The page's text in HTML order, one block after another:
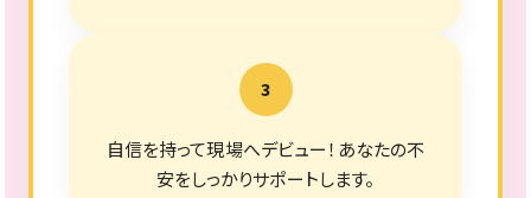
3
自信を持って現場へデビュー！あなたの不
安をしっかりサポートします。